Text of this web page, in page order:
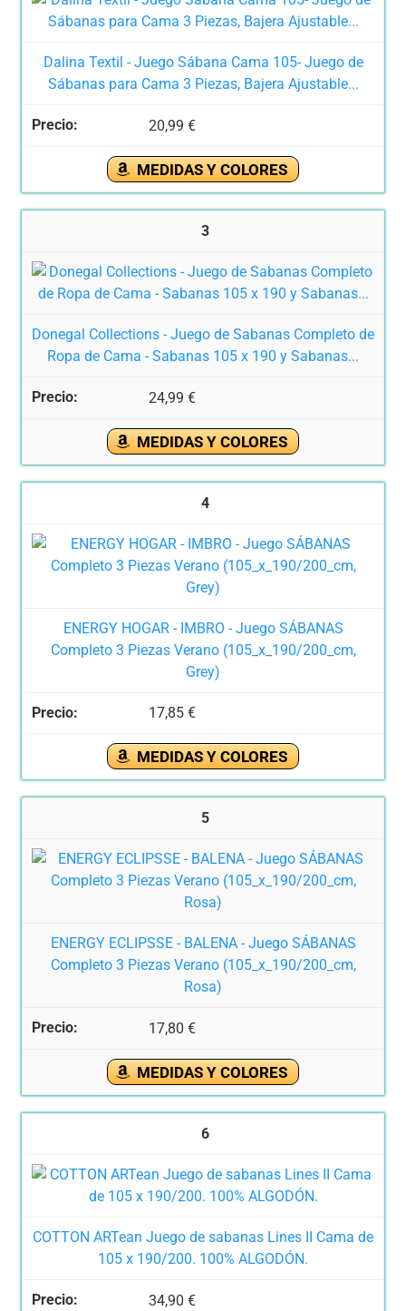
Dalina Textil - Juego Sábana Cama 105- Juego de
Sábanas para Cama 3 Piezas, Bajera Ajustable...
20,99 €
MEDIDAS Y COLORES
3
Donegal Collections - Juego de Sabanas Completo de
Ropa de Cama - Sabanas 105 x 190 y Sabanas...
24,99 €
MEDIDAS Y COLORES
4
ENERGY HOGAR - IMBRO - Juego SÁBANAS
Completo 3 Piezas Verano (105_x_190/200_cm,
Grey)
17,85 €
MEDIDAS Y COLORES
5
ENERGY ECLIPSSE - BALENA - Juego SÁBANAS
Completo 3 Piezas Verano (105_x_190/200_cm,
Rosa)
17,80 €
MEDIDAS Y COLORES
6
COTTON ARTean Juego de sabanas Lines II Cama de
105 x 190/200. 100% ALGODÓN.
34,90 €